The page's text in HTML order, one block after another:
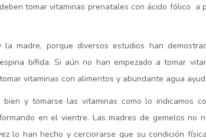
tomar vitaminas prenatales con ácido fólico a
madre, porque diversos estudios han
bífida. Si aún no han empezado a tomar
vitaminas con alimentos y abundante agua
y tomarse las vitaminas como lo indicamos
en el vientre. Las madres de gemelos no
lo han hecho y cerciorarse que su condición